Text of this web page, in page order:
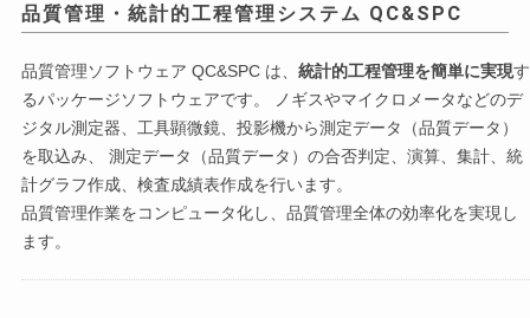
品質管理・統計的工程管理システム QC&SPC
品質管理ソフトウェア QC&SPC は、 統計的工程管理を簡単に実現す
るパッケージソフトウェアです。 ノギスやマイクロメータなどのデ
ジタル測定器、工具顕微鏡、投影機から測定データ（品質データ）
を取込み、 測定データ（品質データ）の合否判定、演算、集計、統
計グラフ作成、検査成績表作成を行います。
品質管理作業をコンピュータ化し、品質管理全体の効率化を実現し
ます。